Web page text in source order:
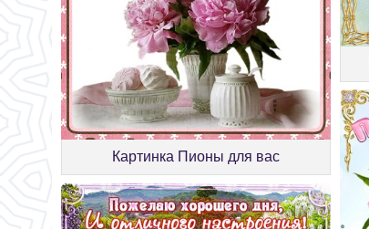
Картинка Пионы для вас